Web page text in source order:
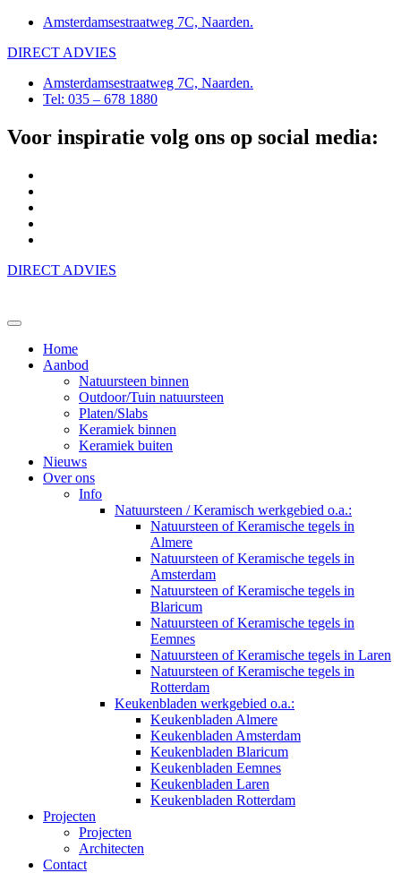
Amsterdamsestraatweg 7C, Naarden.
DIRECT ADVIES
Amsterdamsestraatweg 7C, Naarden.
Tel: 035 – 678 1880
Voor inspiratie volg ons op social media:
DIRECT ADVIES
Home
Aanbod
Natuursteen binnen
Outdoor/Tuin natuursteen
Platen/Slabs
Keramiek binnen
Keramiek buiten
Nieuws
Over ons
Info
Natuursteen / Keramisch werkgebied o.a.:
Natuursteen of Keramische tegels in
Almere
Natuursteen of Keramische tegels in
Amsterdam
Natuursteen of Keramische tegels in
Blaricum
Natuursteen of Keramische tegels in
Eemnes
Natuursteen of Keramische tegels in Laren
Natuursteen of Keramische tegels in
Rotterdam
Keukenbladen werkgebied o.a.:
Keukenbladen Almere
Keukenbladen Amsterdam
Keukenbladen Blaricum
Keukenbladen Eemnes
Keukenbladen Laren
Keukenbladen Rotterdam
Projecten
Projecten
Architecten
Contact